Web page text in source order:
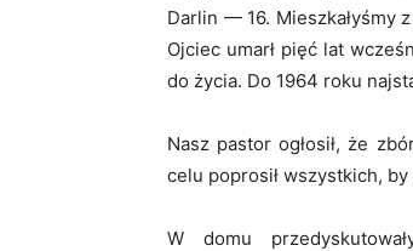
Darlin — 16. Mieszkałyśmy
Ojciec umarł pięć lat
do życia. Do 1964 roku
Nasz pastor ogłosił, że
celu poprosił wszystkich,
W domu